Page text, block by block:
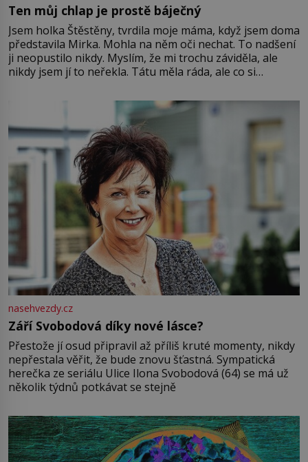
Ten můj chlap je prostě báječný
Jsem holka Štěstěny, tvrdila moje máma, když jsem doma
představila Mirka. Mohla na něm oči nechat. To nadšení
ji neopustilo nikdy. Myslím, že mi trochu záviděla, ale
nikdy jsem jí to neřekla. Tátu měla ráda, ale co si
Jsme spolu moc rádi Tehdy byla jiná doba, když
nasehvezdy.cz
Září Svobodová díky nové lásce?
Přestože jí osud připravil až příliš kruté momenty, nikdy
nepřestala věřit, že bude znovu šťastná. Sympatická
herečka ze seriálu Ulice Ilona Svobodová (64) se má už
několik týdnů potkávat se stejně